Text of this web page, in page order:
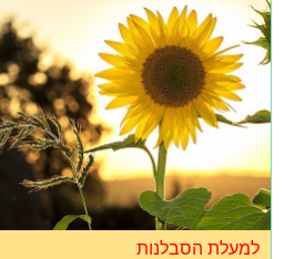
למעלת הסבלנות